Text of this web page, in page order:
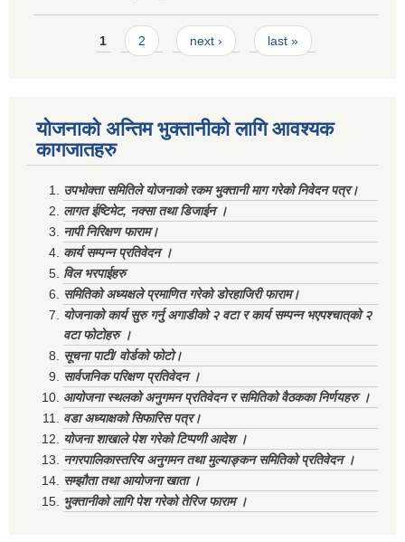
Pages1 2 next › last »
योजनाको अन्तिम भुक्तानीको लागि आवश्यक
कागजातहरु
उपभोक्ता समितिले योजनाको रकम भुक्तानी माग गरेको निवेदन पत्र।
लागत ईष्टिमेट, नक्सा तथा डिजाईन ।
नापी निरिक्षण फाराम।
कार्य सम्पन्न प्रतिवेदन ।
विल भरपाईहरु
समितिको अध्यक्षले प्रमाणित गरेको डोरहाजिरी फाराम।
योजनाको कार्य सुरु गर्नु अगाडीको २ वटा र कार्य सम्पन्न भएपश्चात्‌को २
वटा फोटोहरु ।
सूचना पाटी/ वोर्डको फोटो।
सार्वजनिक परिक्षण प्रतिवेदन ।
आयोजना स्थलको अनुगमन प्रतिवेदन र समितिको वैठकका निर्णयहरु ।
वडा अध्याक्षको सिफारिस पत्र।
योजना शाखाले पेश गरेको टिप्पणी आदेश ।
नगरपालिकास्तरिय अनुगमन तथा मुल्याङ्कन समितिको प्रतिवेदन ।
सम्झौता तथा आयोजना खाता ।
भुक्तानीको लागि पेश गरेको तेरिज फाराम ।